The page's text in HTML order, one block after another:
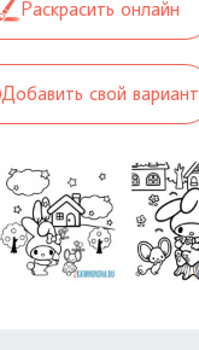
Раскрасить онлайн
Добавить свой вариант